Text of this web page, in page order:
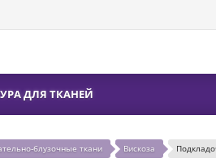
ДЛЯ ТКАНЕЙ
блузочные ткани Вискоза